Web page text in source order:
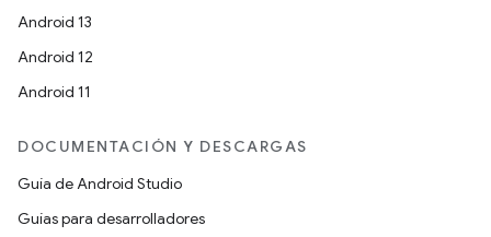
Android 13
Android 12
Android 11
DOCUMENTACIÓN Y DESCARGAS
Guía de Android Studio
Guías para desarrolladores